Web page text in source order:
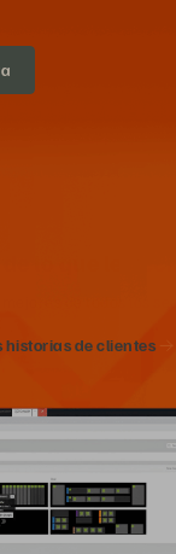
de todos los
de clientes